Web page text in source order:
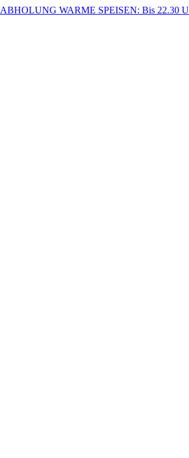
ABHOLUNG WARME SPEISEN: Bis 22.30